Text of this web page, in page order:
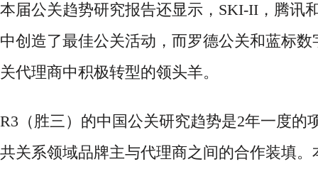
本届公关趋势研究报告还显示，SKI-II，腾讯
中创造了最佳公关活动，而罗德公关和蓝标
关代理商中积极转型的领头羊。
R3（胜三） 的中国公关研究趋势是2年一度的
共关系领域品牌主与代理商之间的合作装填。